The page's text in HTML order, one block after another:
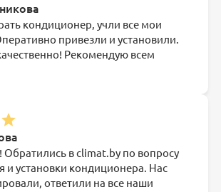
кондиционер, учли все мои
привезли и установили.
Рекомендую всем
в climat.by по вопросу
и установки кондиционера. Нас
ответили на все наши